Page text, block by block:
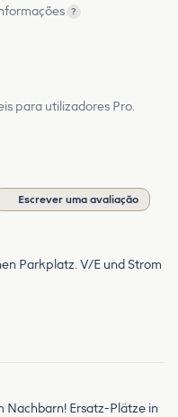
?
para utilizadores Pro.
Escrever uma avaliação
Parkplatz. V/E und Strom
Nachbarn! Ersatz-Plätze in